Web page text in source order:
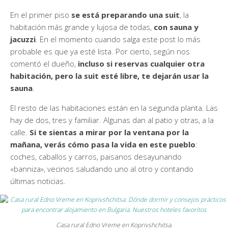
En el primer piso se está preparando una suit, la
habitación más grande y lujosa de todas, con sauna y
jacuzzi. En el momento cuando salga este post lo más
probable es que ya esté lista. Por cierto, según nos
comentó el dueño, incluso si reservas cualquier otra
habitación, pero la suit esté libre, te dejarán usar la
sauna.
El resto de las habitaciones están en la segunda planta. Las
hay de dos, tres y familiar. Algunas dan al patio y otras, a la
calle. Si te sientas a mirar por la ventana por la
mañana, verás cómo pasa la vida en este pueblo:
coches, caballos y carros, paisanos desayunando
«banniza», vecinos saludando uno al otro y contando
últimas noticias.
Casa rural Edno Vreme en Koprivshchitsa.